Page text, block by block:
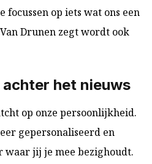
focussen op iets wat ons een
Drunen zegt wordt ook
het nieuws
op onze persoonlijkheid.
gepersonaliseerd en
waar jij je mee bezighoudt.